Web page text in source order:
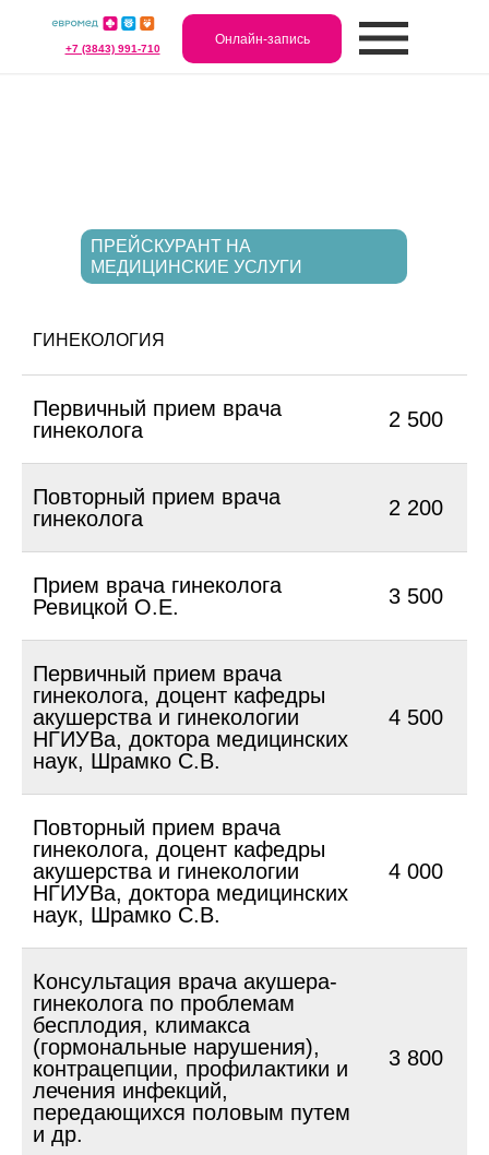
+7 (3843) 991-710
Онлайн-запись
ПРЕЙСКУРАНТ НА
МЕДИЦИНСКИЕ УСЛУГИ
ГИНЕКОЛОГИЯ
Первичный прием врача
гинеколога
2 500
Повторный прием врача
гинеколога
2 200
Прием врача гинеколога
Ревицкой О.Е.
3 500
Первичный прием врача
гинеколога, доцент кафедры
акушерства и гинекологии
НГИУВа, доктора медицинских
наук, Шрамко С.В.
4 500
Повторный прием врача
гинеколога, доцент кафедры
акушерства и гинекологии
НГИУВа, доктора медицинских
наук, Шрамко С.В.
4 000
Консультация врача акушера-
гинеколога по проблемам
бесплодия, климакса
(гормональные нарушения),
контрацепции, профилактики и
лечения инфекций,
передающихся половым путем
и др.
3 800